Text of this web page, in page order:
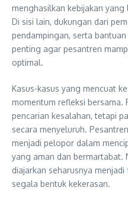
menghasilkan kebijakan
Di sisi lain, dukungan dari
pendampingan, serta
penting agar pesantren
optimal.
Kasus-kasus yang mencuat
momentum refleksi bersama.
pencarian kesalahan, tetapi
secara menyeluruh.
menjadi pelopor dalam
yang aman dan bermartabat.
diajarkan seharusnya
segala bentuk kekerasan.